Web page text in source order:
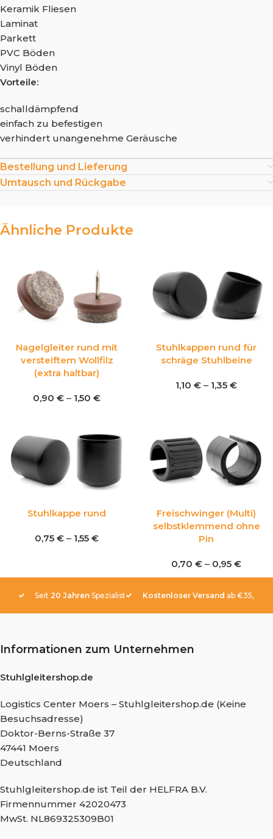
Keramik Fliesen
Laminat
Parkett
PVC Böden
Vinyl Böden
Vorteile:
schalldämpfend
einfach zu befestigen
verhindert unangenehme Geräusche
Bestellung und Lieferung
Umtausch und Rückgabe
Ähnliche Produkte
Nagelgleiter rund mit
versteiftem Wollfilz
(extra haltbar)
0,90 € – 1,50 €
Stuhlkappen rund für
schräge Stuhlbeine
1,10 € – 1,35 €
Stuhlkappe rund
0,75 € – 1,55 €
Freischwinger (Multi)
selbstklemmend ohne
Pin
0,70 € – 0,95 €
Seit 20 Jahren Spezialist Kostenloser Versand ab €35,-
Informationen zum Unternehmen
Stuhlgleitershop.de
Logistics Center Moers – Stuhlgleitershop.de (Keine
Besuchsadresse)
Doktor-Berns-Straße 37
47441 Moers
Deutschland
Stuhlgleitershop.de ist Teil der HELFRA B.V.
Firmennummer 42020473
MwSt. NL869325309B01